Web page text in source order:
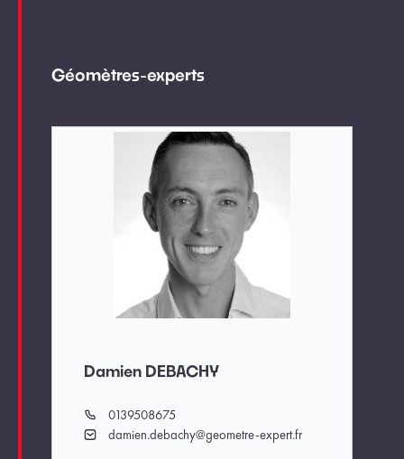
Géomètres-experts
Damien DEBACHY
Téléphone
0139508675
Emaildamien.debachy@geometre-expert.fr